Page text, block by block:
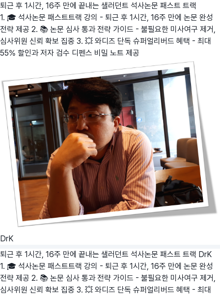
퇴근 후 1시간, 16주 만에 끝내는 샐러던트 석사논문 패스트 트랙
1. 🎓 석사논문 패스트트랙 강의 - 퇴근 후 1시간, 16주 만에 논문 완성
전략 제공 2. 📚 논문 심사 통과 전략 가이드 - 불필요한 미사여구 제거,
심사위원 신뢰 확보 집중 3. 💥 와디즈 단독 슈퍼얼리버드 혜택 - 최대
55% 할인과 저자 검수 디펜스 비밀 노트 제공
DrK
퇴근 후 1시간, 16주 만에 끝내는 샐러던트 석사논문 패스트 트랙 DrK
1. 🎓 석사논문 패스트트랙 강의 - 퇴근 후 1시간, 16주 만에 논문 완성
전략 제공 2. 📚 논문 심사 통과 전략 가이드 - 불필요한 미사여구 제거,
심사위원 신뢰 확보 집중 3. 💥 와디즈 단독 슈퍼얼리버드 혜택 - 최대